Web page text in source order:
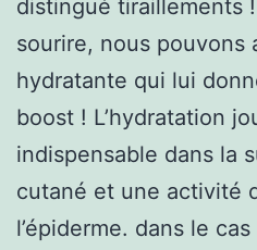
distingué tiraillements
sourire, nous pouvons
hydratante qui lui
boost ! L’hydratation
indispensable dans la
cutané et une activité
l’épiderme. dans le